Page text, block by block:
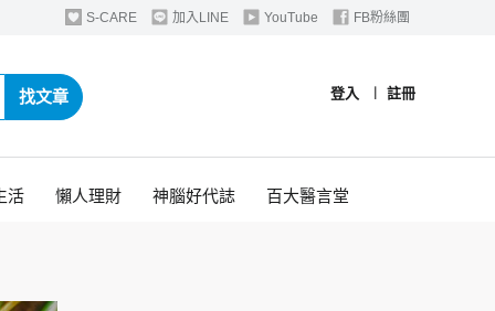
S-CARE 加入LINE YouTube FB粉絲團
登入 註冊
找文章
活 懶人理財 神腦好代誌 百大醫言堂